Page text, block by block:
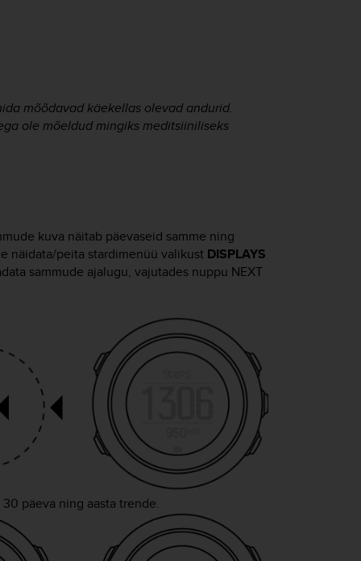
mõõdavad käekellas olevad andurid.
ole mõeldud mingiks meditsiiniliseks
kuva näitab päevaseid samme ning
näidata/peita stardimenüü valikust DISPLAYS
sammude ajalugu, vajutades nuppu NEXT
päeva ning aasta trende.